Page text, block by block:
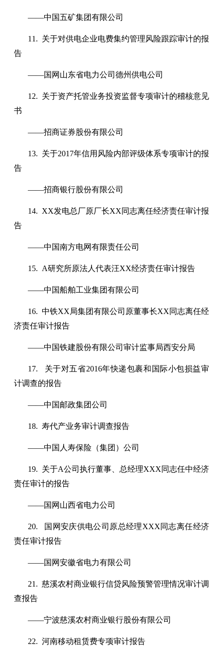
——中国五矿集团有限公司
11. 关于对供电企业电费集约管理风险跟踪审计的报
告
——国网山东省电力公司德州供电公司
12. 关于资产托管业务投资监督专项审计的稽核意见
书
——招商证券股份有限公司
13. 关于2017年信用风险内部评级体系专项审计的报
告
——招商银行股份有限公司
14. XX发电总厂原厂长XX同志离任经济责任审计报
告
——中国南方电网有限责任公司
15. A研究所原法人代表汪XX经济责任审计报告
——中国船舶工业集团有限公司
16. 中铁XX局集团有限公司原董事长XX同志离任经
济责任审计报告
——中国铁建股份有限公司审计监事局西安分局
17. 关于对五省2016年快递包裹和国际小包损益审
计调查的报告
——中国邮政集团公司
18. 寿代产业务审计调查报告
——中国人寿保险（集团）公司
19. 关于A公司执行董事、总经理XXX同志任中经济
责任审计的报告
——国网山西省电力公司
20. 国网安庆供电公司原总经理XXX同志离任经济
责任审计报告
——国网安徽省电力有限公司
21. 慈溪农村商业银行信贷风险预警管理情况审计调
查报告
——宁波慈溪农村商业银行股份有限公司
22. 河南移动租赁费专项审计报告